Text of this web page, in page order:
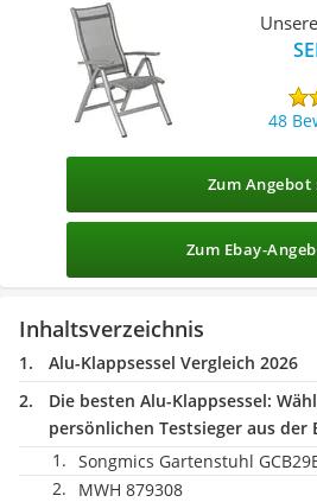
48
Zum Angebot
Zum Ebay-
Inhaltsverzeichnis
Alu-Klappsessel Vergleich 2026
Die besten Alu-Klappsessel:
persönlichen Testsieger aus der
Songmics Gartenstuhl
MWH 879308